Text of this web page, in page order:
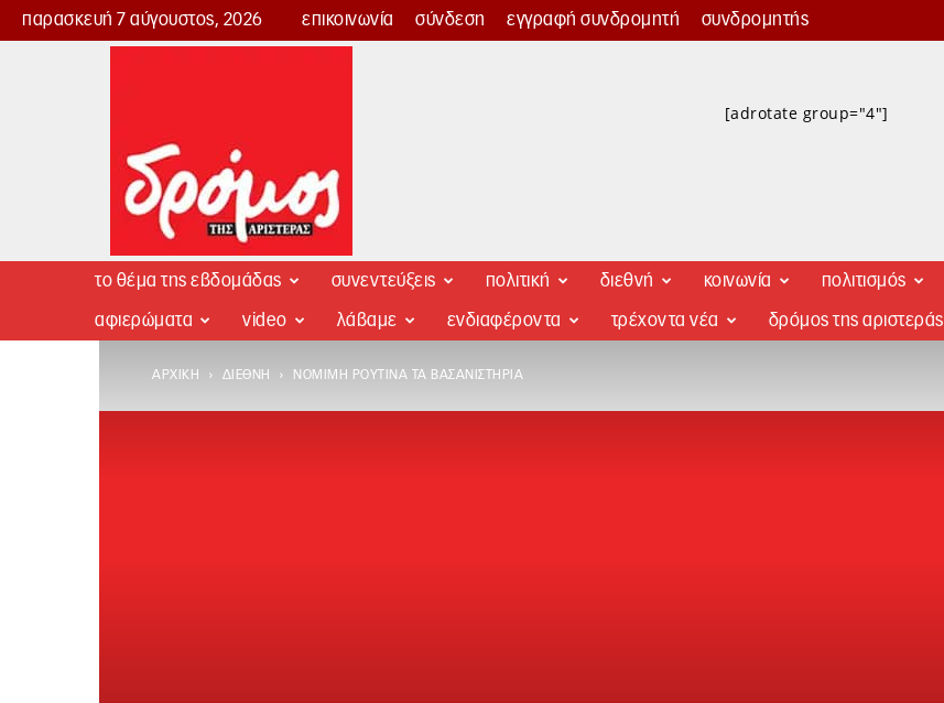
παρασκευή 7 αύγουστος, 2026 επικοινωνία σύνδεση εγγραφή συνδρομητή συνδρομητής
Δρόμος
[adrotate group="4"]
το θέμα της εβδομάδας συνεντεύξεις πολιτική διεθνή κοινωνία πολιτισμός
αφιερώματα video λάβαμε ενδιαφέροντα τρέχοντα νέα δρόμος της αριστεράς
ΑΡΧΙΚΉ ΔΙΕΘΝΉ ΝΌΜΙΜΗ ΡΟΥΤΊΝΑ ΤΑ ΒΑΣΑΝΙΣΤΉΡΙΑ